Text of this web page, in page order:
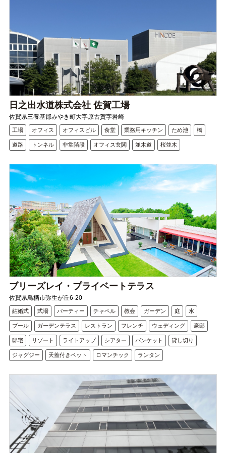
日之出水道株式会社 佐賀工場
佐賀県三養基郡みやき町大字原古賀字岩崎
工場 オフィス オフィスビル 食堂 業務用キッチン ため池 橋
道路 トンネル 非常階段 オフィス玄関 並木道 桜並木
ブリーズレイ・プライベートテラス
佐賀県鳥栖市弥生が丘6-20
結婚式 式場 パーティー チャペル 教会 ガーデン 庭 水
プール ガーデンテラス レストラン フレンチ ウェディング 豪邸
邸宅 リゾート ライトアップ シアター バンケット 貸し切り
ジャグジー 天蓋付きベット ロマンチック ランタン